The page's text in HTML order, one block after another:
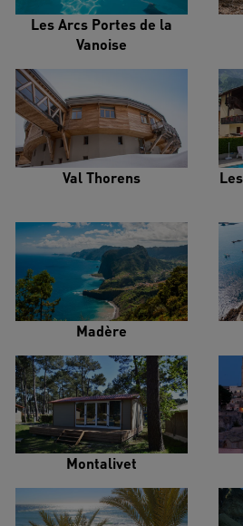
Les Arcs Portes de la
Vanoise
Val Thorens
Madère
Montalivet